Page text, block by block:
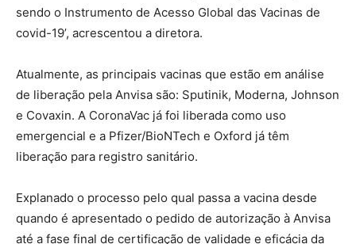
sendo o Instrumento de Acesso Global das Vacinas de
covid-19’, acrescentou a diretora.
Atualmente, as principais vacinas que estão em análise
de liberação pela Anvisa são: Sputinik, Moderna, Johnson
e Covaxin. A CoronaVac já foi liberada como uso
emergencial e a Pfizer/BioNTech e Oxford já têm
liberação para registro sanitário.
Explanado o processo pelo qual passa a vacina desde
quando é apresentado o pedido de autorização à Anvisa
até a fase final de certificação de validade e eficácia da